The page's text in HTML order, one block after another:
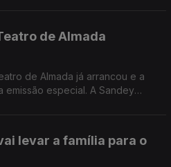
de Almada
de Almada já arrancou e a
emissão especial. A Sandey
levar a família para o